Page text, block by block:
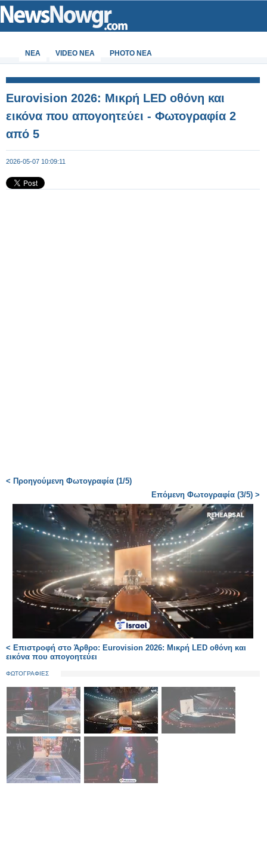
ΝΕΑ VIDEO NEA PHOTO NEA
Eurovision 2026: Μικρή LED οθόνη και
εικόνα που απογοητεύει - Φωτογραφία 2
από 5
2026-05-07 10:09:11
< Προηγούμενη Φωτογραφία (1/5)
Επόμενη Φωτογραφία (3/5) >
< Επιστροφή στο Άρθρο: Eurovision 2026: Μικρή LED οθόνη και
εικόνα που απογοητεύει
ΦΩΤΟΓΡΑΦΙΕΣ